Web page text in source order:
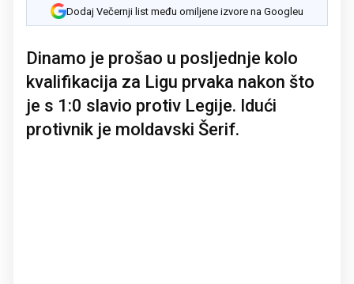
Dodaj Večernji list među omiljene izvore na Googleu
Dinamo je prošao u posljednje kolo
kvalifikacija za Ligu prvaka nakon što
je s 1:0 slavio protiv Legije. Idući
protivnik je moldavski Šerif.